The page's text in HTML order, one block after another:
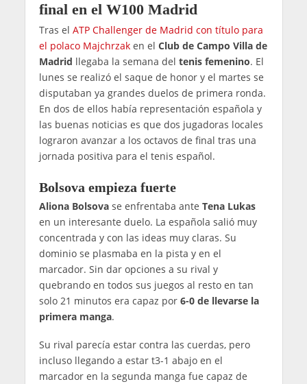
final en el W100 Madrid
Tras el ATP Challenger de Madrid con título para
el polaco Majchrzaken el Club de Campo Villa de
Madrid llegaba la semana del tenis femenino. El
lunes se realizó el saque de honor y el martes se
disputaban ya grandes duelos de primera ronda.
En dos de ellos había representación española y
las buenas noticias es que dos jugadoras locales
lograron avanzar a los octavos de final tras una
jornada positiva para el tenis español.
Bolsova empieza fuerte
Aliona Bolsovase enfrentaba ante Tena Lukas
en un interesante duelo. La española salió muy
concentrada y con las ideas muy claras. Su
dominio se plasmaba en la pista y en el
marcador. Sin dar opciones a su rival y
quebrando en todos sus juegos al resto en tan
solo 21 minutos era capaz por 6-0 de llevarse la
primera manga.
Su rival parecía estar contra las cuerdas, pero
incluso llegando a estar t3-1 abajo en el
marcador en la segunda manga fue capaz de